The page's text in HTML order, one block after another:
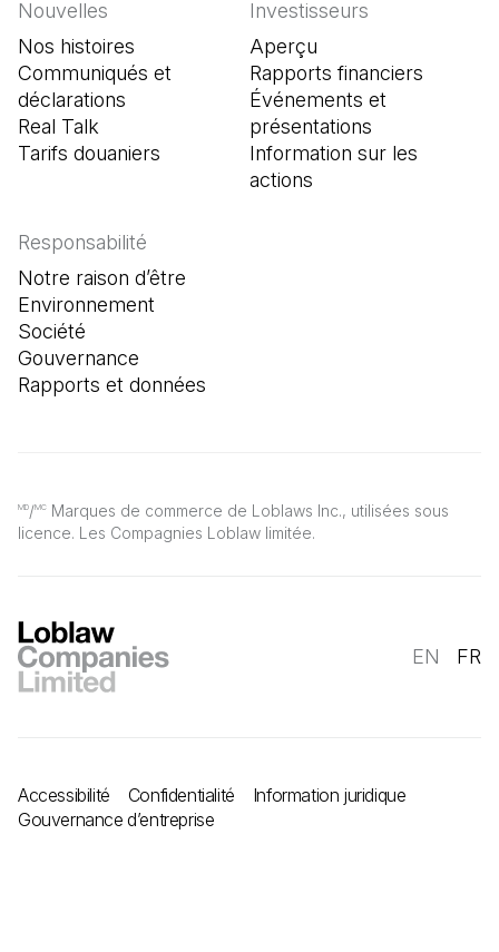
MD/MC Marques de commerce de Loblaws Inc., utilisées sous
licence. Les Compagnies Loblaw limitée.
Nouvelles
Nos histoires
Communiqués et
déclarations
Real Talk
Tarifs douaniers
Investisseurs
Aperçu
Rapports financiers
Événements et
présentations
Information sur les
actions
Responsabilité
Notre raison d’être
Environnement
Société
Gouvernance
Rapports et données
EN FR
Accessibilité Confidentialité
Information juridique
Gouvernance d’entreprise